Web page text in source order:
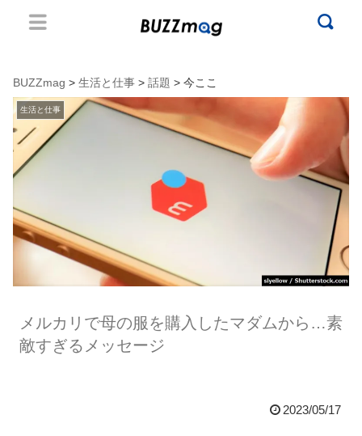
BUZZmag > 生活と仕事 > 話題 > 今ここ
生活と仕事
メルカリで母の服を購入したマダムから…素
敵すぎるメッセージ
2023/05/17